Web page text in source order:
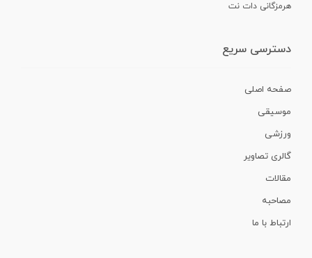
هرمزگانی دات نت
دسترسی سریع
صفحه اصلی
موسیقی
ورزشی
گالری تصاویر
مقالات
مصاحبه
ارتباط با ما